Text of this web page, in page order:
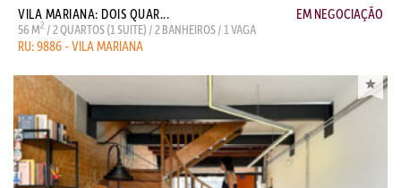
VILA MARIANA: DOIS QUAR... EM NEGOCIAÇÃO
56 M2 / 2 QUARTOS (1 SUITE) / 2 BANHEIROS / 1 VAGA
RU: 9886 - VILA MARIANA